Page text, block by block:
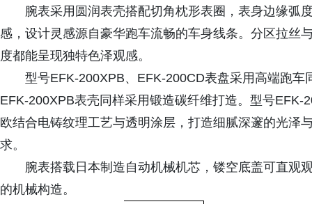
腕表采用圆润表壳搭配切角枕形表圈，表身边缘弧
感，设计灵感源自豪华跑车流畅的车身线条。分区拉丝
度都能呈现独特色泽观感。
型号EFK-200XPB、EFK-200CD表盘采用高端跑
EFK-200XPB表壳同样采用锻造碳纤维打造。型号
欧结合电铸纹理工艺与透明涂层，打造细腻深邃的光泽
求。
腕表搭载日本制造自动机械机芯，镂空底盖可直观
的机械构造。